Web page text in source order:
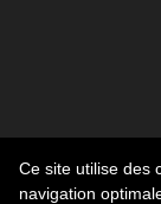
© 2021
Ce site utilise des
navigation